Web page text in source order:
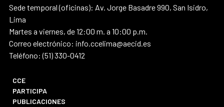
Sede temporal (oficinas): Av. Jorge Basadre 990, San Isidro,
Lima
Martes a viernes, de 12:00 m. a 10:00 p.m.
Correo electrónico: info.ccelima@aecid.es
Teléfono: (51) 330-0412
CCE
PARTICIPA
PUBLICACIONES